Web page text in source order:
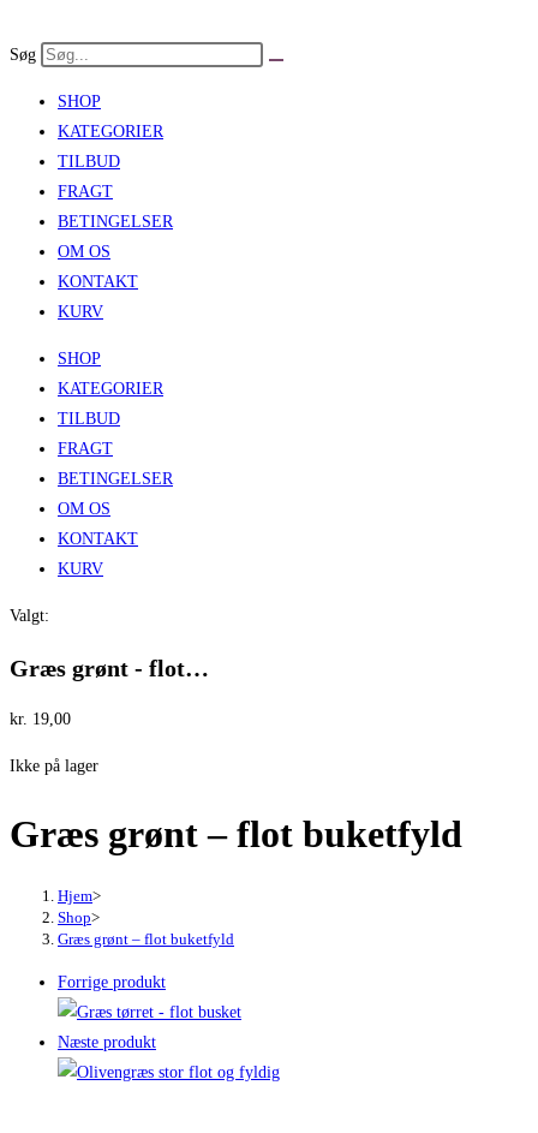
to
Søg
SHOP
KATEGORIER
TILBUD
FRAGT
BETINGELSER
OM OS
KONTAKT
KURV
SHOP
KATEGORIER
TILBUD
FRAGT
BETINGELSER
OM OS
KONTAKT
KURV
Valgt:
Græs grønt - flot…
kr. 19,00
Ikke på lager
Græs grønt – flot buketfyld
Hjem>
Shop>
Græs grønt – flot buketfyld
Forrige produkt
Næste produkt